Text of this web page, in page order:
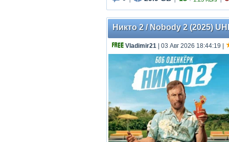
Никто 2 / Nobody 2 (2025)
Vladimir21 | 03 Авг 2026 18:44:19